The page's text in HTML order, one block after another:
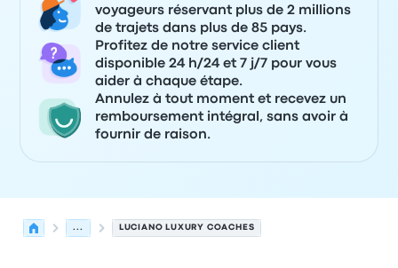
voyageurs réservant plus de 2 millions
de trajets dans plus de 85 pays.
Profitez de notre service client
disponible 24 h/24 et 7 j/7 pour vous
aider à chaque étape.
Annulez à tout moment et recevez un
remboursement intégral, sans avoir à
fournir de raison.
... LUCIANO LUXURY COACHES